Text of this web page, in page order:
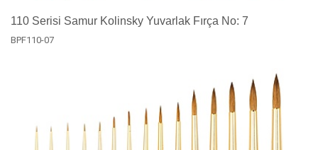
110 Serisi Samur Kolinsky Yuvarlak Fırça No: 7
BPF110-07